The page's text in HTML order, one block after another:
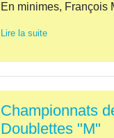
En minimes, François
Lire la suite
Championnats
Doublettes "M"